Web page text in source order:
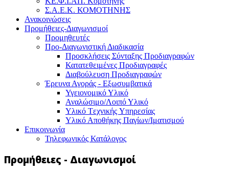
Σ.Α.Ε.Κ. ΚΟΜΟΤΗΝΗΣ
Ανακοινώσεις
Προμήθειες-Διαγωνισμοί
Προμηθευτές
Προ-Διαγωνιστική Διαδικασία
Προσκλήσεις Σύνταξης Προδιαγραφών
Κατατεθειμένες Προδιαγραφές
Διαβούλευση Προδιαγραφών
Έρευνα Αγοράς - Εξωσυμβατικά
Υγειονομικό Υλικό
Αναλώσιμο/Λοιπό Υλικό
Υλικό Tεχνικής Yπηρεσίας
Υλικό Αποθήκης Παγίων/Ιματισμού
Επικοινωνία
Τηλεφωνικός Κατάλογος
Προμήθειες - Διαγωνισμοί